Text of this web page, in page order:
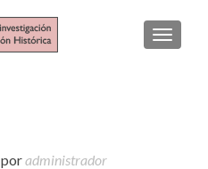
poradministrador